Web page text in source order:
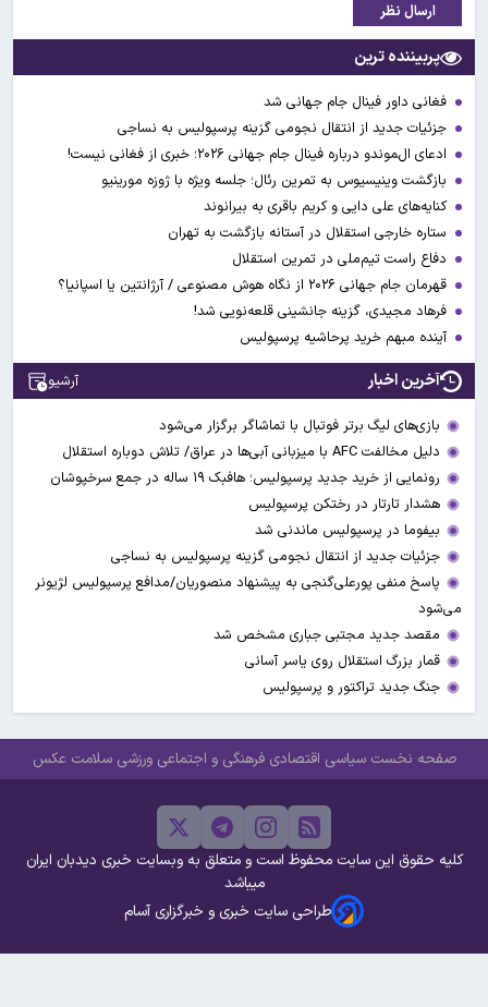
ارسال نظر
پربیننده ترین
فغانی داور فینال جام جهانی شد
جزئیات جدید از انتقال نجومی گزینه پرسپولیس به نساجی
ادعای ال‌‍موندو درباره فینال جام جهانی ۲۰۲۶؛ خبری از فغانی نیست!
بازگشت وینیسیوس به تمرین رئال؛ جلسه ویژه با ژوزه مورینیو
کنایه‌های علی دایی و کریم باقری به بیرانوند
ستاره خارجی استقلال در آستانه بازگشت به تهران
دفاع راست تیم‌ملی در تمرین استقلال
قهرمان جام جهانی ۲۰۲۶ از نگاه هوش مصنوعی / آرژانتین یا اسپانیا؟
فرهاد مجیدی، گزینه جانشینی قلعه‌نویی شد!
آینده مبهم خرید پرحاشیه پرسپولیس
آخرین اخبار آرشیو
بازی‌های لیگ برتر فوتبال با تماشاگر برگزار می‌شود
دلیل مخالفت AFC با میزبانی آبی‌ها در عراق/ تلاش دوباره استقلال
رونمایی از خرید جدید پرسپولیس؛ هافبک ۱۹ ساله در جمع سرخپوشان
هشدار تارتار در رختکن پرسپولیس
بیفوما در پرسپولیس ماندنی شد
جزئیات جدید از انتقال نجومی گزینه پرسپولیس به نساجی
پاسخ منفی پورعلی‌گنجی به پیشنهاد منصوریان/مدافع پرسپولیس لژیونر
می‌شود
مقصد جدید مجتبی جباری مشخص شد
قمار بزرگ استقلال روی یاسر آسانی
جنگ جدید تراکتور و پرسپولیس
صفحه نخست سیاسی اقتصادی فرهنگی و اجتماعی ورزشی سلامت عکس
کلیه حقوق این سایت محفوظ است و متعلق به وبسایت خبری دیدبان ایران
میباشد
طراحی سایت خبری و خبرگزاری آسام